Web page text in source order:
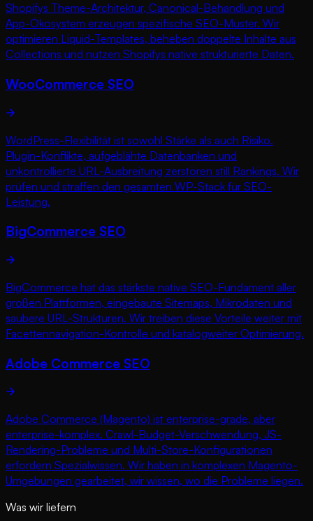
Shopifys Theme-Architektur, Canonical-Behandlung und
App-Ökosystem erzeugen spezifische SEO-Muster. Wir
optimieren Liquid-Templates, beheben doppelte Inhalte aus
Collections und nutzen Shopifys native strukturierte Daten.
WooCommerce SEO
WordPress-Flexibilität ist sowohl Stärke als auch Risiko.
Plugin-Konflikte, aufgeblähte Datenbanken und
unkontrollierte URL-Ausbreitung zerstören still Rankings. Wir
prüfen und straffen den gesamten WP-Stack für SEO-
Leistung.
BigCommerce SEO
BigCommerce hat das stärkste native SEO-Fundament aller
großen Plattformen, eingebaute Sitemaps, Mikrodaten und
saubere URL-Strukturen. Wir treiben diese Vorteile weiter mit
Facettennavigation-Kontrolle und katalogweiter Optimierung.
Adobe Commerce SEO
Adobe Commerce (Magento) ist enterprise-grade, aber
enterprise-komplex. Crawl-Budget-Verschwendung, JS-
Rendering-Probleme und Multi-Store-Konfigurationen
erfordern Spezialwissen. Wir haben in komplexen Magento-
Umgebungen gearbeitet, wir wissen, wo die Probleme liegen.
Was wir liefern